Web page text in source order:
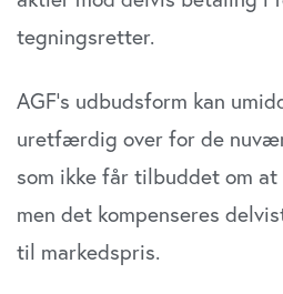
tegningsretter.
AGF’s udbudsform kan
uretfærdig over for de
som ikke får tilbuddet om
men det kompenseres
til markedspris.